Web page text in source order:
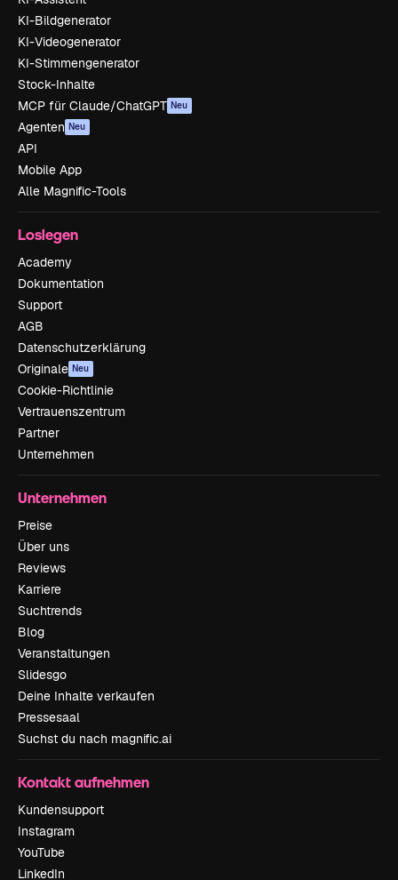
KI-Bildgenerator
KI-Videogenerator
KI-Stimmengenerator
Stock-Inhalte
MCP für Claude/ChatGPT Neu
Agenten Neu
API
Mobile App
Alle Magnific-Tools
Loslegen
Academy
Dokumentation
Support
AGB
Datenschutzerklärung
Originale Neu
Cookie-Richtlinie
Vertrauenszentrum
Partner
Unternehmen
Unternehmen
Preise
Über uns
Reviews
Karriere
Suchtrends
Blog
Veranstaltungen
Slidesgo
Deine Inhalte verkaufen
Pressesaal
Suchst du nach magnific.ai
Kontakt aufnehmen
Kundensupport
Instagram
YouTube
LinkedIn